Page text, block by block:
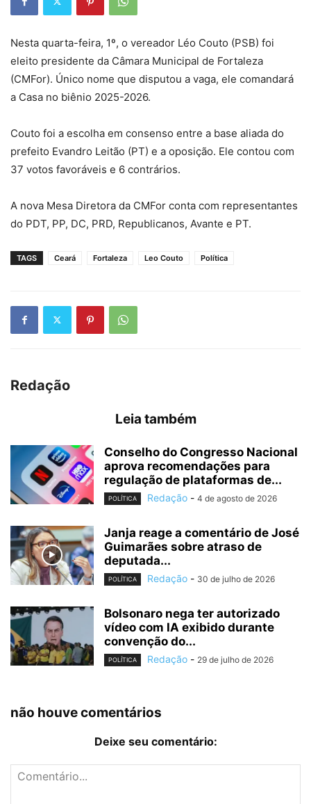
Nesta quarta-feira, 1º, o vereador Léo Couto (PSB) foi
eleito presidente da Câmara Municipal de Fortaleza
(CMFor). Único nome que disputou a vaga, ele comandará
a Casa no biênio 2025-2026.
Couto foi a escolha em consenso entre a base aliada do
prefeito Evandro Leitão (PT) e a oposição. Ele contou com
37 votos favoráveis e 6 contrários.
A nova Mesa Diretora da CMFor conta com representantes
do PDT, PP, DC, PRD, Republicanos, Avante e PT.
TAGS Ceará Fortaleza Leo Couto Política
Redação
Leia também
Conselho do Congresso Nacional
aprova recomendações para
regulação de plataformas de...
POLÍTICA Redação - 4 de agosto de 2026
Janja reage a comentário de José
Guimarães sobre atraso de
deputada...
POLÍTICA Redação - 30 de julho de 2026
Bolsonaro nega ter autorizado
vídeo com IA exibido durante
convenção do...
POLÍTICA Redação - 29 de julho de 2026
não houve comentários
Deixe seu comentário: